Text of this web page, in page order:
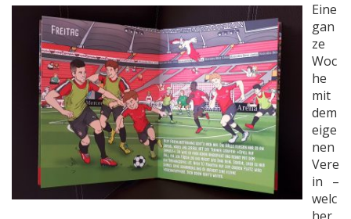
Eine
gan
ze
Woc
he
mit
dem
eige
nen
Vere
in –
welc